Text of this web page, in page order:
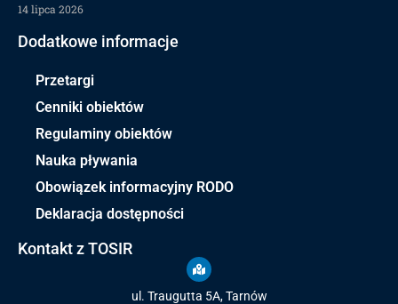
14 lipca 2026
Dodatkowe informacje
Przetargi
Cenniki obiektów
Regulaminy obiektów
Nauka pływania
Obowiązek informacyjny RODO
Deklaracja dostępności
Kontakt z TOSIR
ul. Traugutta 5A, Tarnów